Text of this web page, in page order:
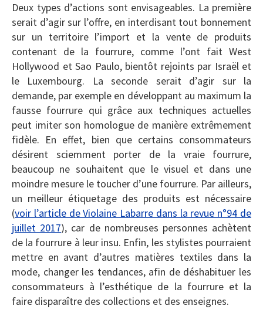
Deux types d’actions sont envisageables. La première
serait d’agir sur l’offre, en interdisant tout bonnement
sur un territoire l’import et la vente de produits
contenant de la fourrure, comme l’ont fait West
Hollywood et Sao Paulo, bientôt rejoints par Israël et
le Luxembourg. La seconde serait d’agir sur la
demande, par exemple en développant au maximum la
fausse fourrure qui grâce aux techniques actuelles
peut imiter son homologue de manière extrêmement
fidèle. En effet, bien que certains consommateurs
désirent sciemment porter de la vraie fourrure,
beaucoup ne souhaitent que le visuel et dans une
moindre mesure le toucher d’une fourrure. Par ailleurs,
un meilleur étiquetage des produits est nécessaire
(voir l’article de Violaine Labarre dans la revue n°94 de
juillet 2017), car de nombreuses personnes achètent
de la fourrure à leur insu. Enfin, les stylistes pourraient
mettre en avant d’autres matières textiles dans la
mode, changer les tendances, afin de déshabituer les
consommateurs à l’esthétique de la fourrure et la
faire disparaître des collections et des enseignes.